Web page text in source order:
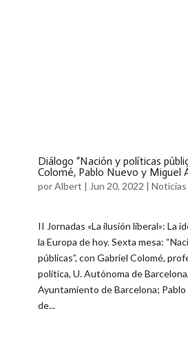
Diálogo “Nación y políticas
Colomé, Pablo Nuevo y Miguel
porAlbert | Jun 20, 2022 | Noticias
II Jornadas «La ilusión liberal»: La
la Europa de hoy. Sexta mesa:
públicas”, con Gabriel Colomé,
política, U. Autónoma de
Ayuntamiento de Barcelona;
de...